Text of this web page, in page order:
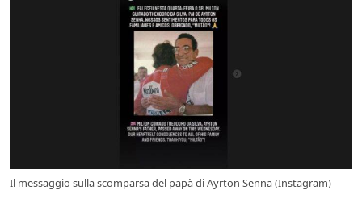
Il messaggio sulla scomparsa del papà di Ayrton Senna (Instagram)